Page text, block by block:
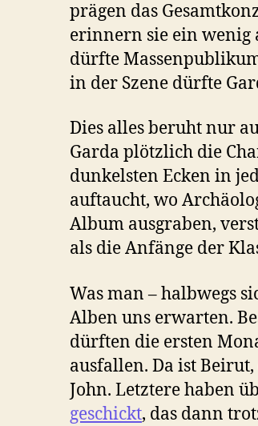
prägen das
erinnern sie ein wenig
dürfte
in der Szene dürfte
Dies alles beruht nur
Garda plötzlich die
dunkelsten Ecken in
auftaucht, wo
Album ausgraben,
als die Anfänge der
Was man – halbwegs
Alben uns erwarten.
dürften die ersten
ausfallen. Da ist
John. Letztere haben
geschickt, das dann